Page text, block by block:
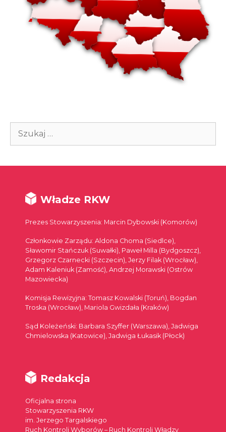
Szukaj:
Władze RKW
Prezes Stowarzyszenia: Marcin Dybowski (Komorów)
Członkowie Zarządu: Aldona Choma (Siedlce),
Sławomir Stańczuk (Suwałki), Paweł Milla (Bydgoszcz),
Grzegorz Czarnecki (Szczecin), Jerzy Filak (Wrocław),
Adam Kaleniuk (Zamość), Andrzej Morawski (Ostrów
Mazowiecka)
Komisja Rewizyjna: Tomasz Kowalski (Toruń), Bogdan
Troska (Wrocław), Mariola Gwizdała (Kraków)
Sąd Koleżeński: Barbara Szyffer (Warszawa), Jadwiga
Chmielowska (Katowice), Jadwiga Łukasik (Płock)
Redakcja
Oficjalna strona
Stowarzyszenia RKW
im. Jerzego Targalskiego
Ruch Kontroli Wyborów – Ruch Kontroli Władzy